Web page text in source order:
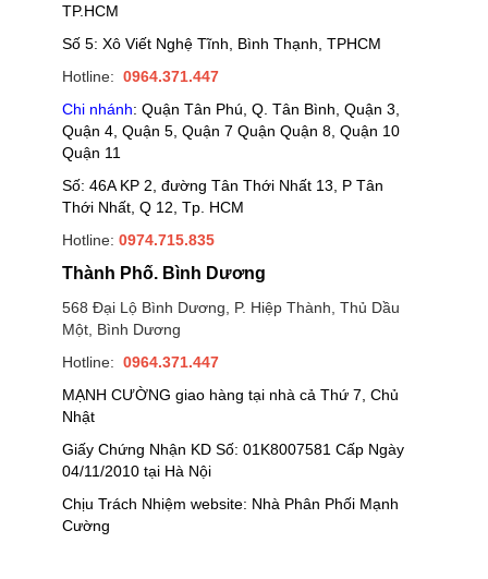
TP.HCM
Số 5: Xô Viết Nghệ Tĩnh, Bình Thạnh, TPHCM
Hotline: 0964.371.447
Chi nhánh: Quận Tân Phú, Q. Tân Bình, Quận 3,
Quận 4, Quận 5, Quận 7 Quận Quận 8, Quận 10
Quận 11
Số: 46A KP 2, đường Tân Thới Nhất 13, P Tân
Thới Nhất, Q 12, Tp. HCM
Hotline: 0974.715.835
Thành Phố. Bình Dương
568 Đại Lộ Bình Dương, P. Hiệp Thành, Thủ Dầu
Một, Bình Dương
Hotline: 0964.371.447
MẠNH CƯỜNG giao hàng tại nhà cả Thứ 7, Chủ
Nhật
Giấy Chứng Nhận KD Số: 01K8007581 Cấp Ngày
04/11/2010 tại Hà Nội
Chịu Trách Nhiệm website: Nhà Phân Phối Mạnh
Cường